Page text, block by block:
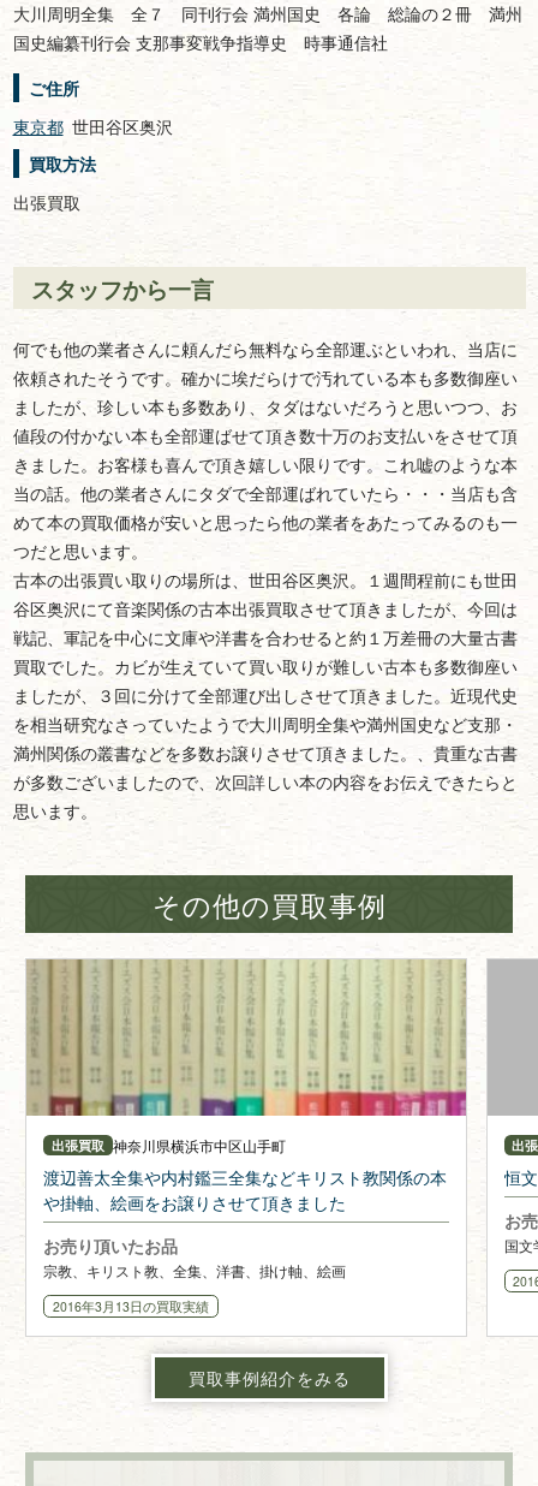
大川周明全集 全７ 同刊行会 満州国史 各論 総論の２冊 満州
国史編纂刊行会 支那事変戦争指導史 時事通信社
ご住所
東京都 世田谷区奥沢
買取方法
出張買取
スタッフから一言
何でも他の業者さんに頼んだら無料なら全部運ぶといわれ、当店に
依頼されたそうです。確かに埃だらけで汚れている本も多数御座い
ましたが、珍しい本も多数あり、タダはないだろうと思いつつ、お
値段の付かない本も全部運ばせて頂き数十万のお支払いをさせて頂
きました。お客様も喜んで頂き嬉しい限りです。これ嘘のような本
当の話。他の業者さんにタダで全部運ばれていたら・・・当店も含
めて本の買取価格が安いと思ったら他の業者をあたってみるのも一
つだと思います。
古本の出張買い取りの場所は、世田谷区奥沢。１週間程前にも世田
谷区奥沢にて音楽関係の古本出張買取させて頂きましたが、今回は
戦記、軍記を中心に文庫や洋書を合わせると約１万差冊の大量古書
買取でした。カビが生えていて買い取りが難しい古本も多数御座い
ましたが、３回に分けて全部運び出しさせて頂きました。近現代史
を相当研究なさっていたようで大川周明全集や満州国史など支那・
満州関係の叢書などを多数お譲りさせて頂きました。、貴重な古書
が多数ございましたので、次回詳しい本の内容をお伝えできたらと
思います。
その他の買取事例
出張買取 神奈川県横浜市中区山手町
渡辺善太全集や内村鑑三全集などキリスト教関係の本
や掛軸、絵画をお譲りさせて頂きました
お売り頂いたお品
宗教、キリスト教、全集、洋書、掛け軸、絵画
2016年3月13日の買取実績
出
恒
お
国文
買取事例紹介をみる